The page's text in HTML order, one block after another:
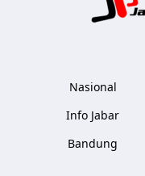
Nasional
Info Jabar
Bandung